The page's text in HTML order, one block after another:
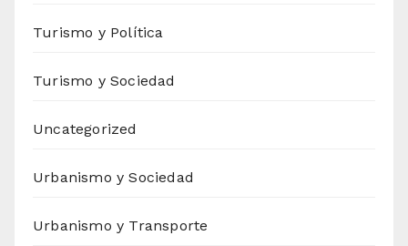
Turismo y Política
Turismo y Sociedad
Uncategorized
Urbanismo y Sociedad
Urbanismo y Transporte